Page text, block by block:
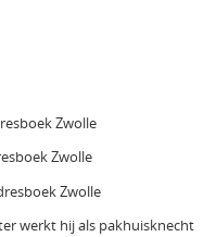
Zwolle
Zwolle
Zwolle
werkt hij als pakhuisknecht